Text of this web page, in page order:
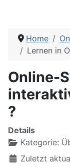
Home
Lernen in
Online-
?
Details
Kategorie:
Zuletzt